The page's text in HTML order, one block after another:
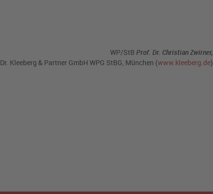
WP/StB Prof. Dr. Christian Zwirner,
Dr. Kleeberg & Partner GmbH WPG StBG, München (www.kleeberg.de)